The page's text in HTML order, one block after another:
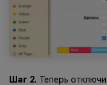
Шаг 2. Теперь